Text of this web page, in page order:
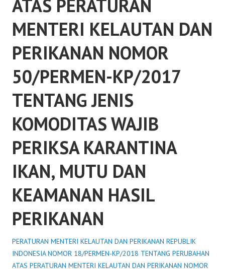
ATAS PERATURAN
MENTERI KELAUTAN DAN
PERIKANAN NOMOR
50/PERMEN-KP/2017
TENTANG JENIS
KOMODITAS WAJIB
PERIKSA KARANTINA
IKAN, MUTU DAN
KEAMANAN HASIL
PERIKANAN
PERATURAN MENTERI KELAUTAN DAN PERIKANAN REPUBLIK
INDONESIA NOMOR 18/PERMEN-KP/2018 TENTANG PERUBAHAN
ATAS PERATURAN MENTERI KELAUTAN DAN PERIKANAN NOMOR